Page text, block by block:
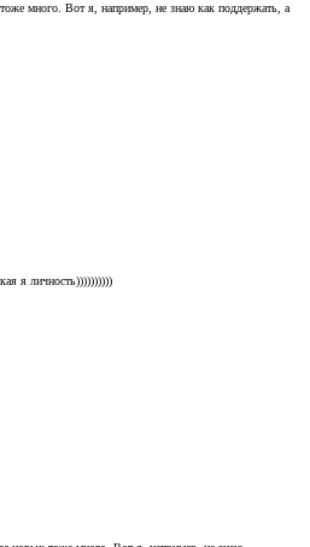
много. Вот я, например, не знаю как поддержать, а
я личность))))))))))